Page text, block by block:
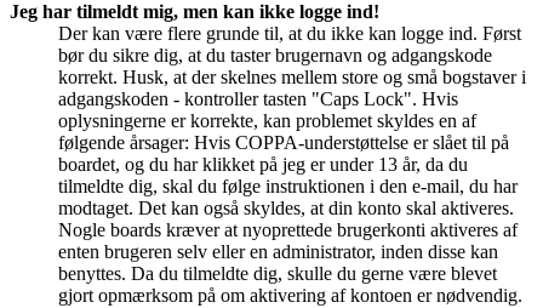
Jeg har tilmeldt mig, men kan ikke logge ind!
Der kan være flere grunde til, at du ikke kan logge ind. Først
bør du sikre dig, at du taster brugernavn og adgangskode
korrekt. Husk, at der skelnes mellem store og små bogstaver i
adgangskoden - kontroller tasten "Caps Lock". Hvis
oplysningerne er korrekte, kan problemet skyldes en af
følgende årsager: Hvis COPPA-understøttelse er slået til på
boardet, og du har klikket på jeg er under 13 år, da du
tilmeldte dig, skal du følge instruktionen i den e-mail, du har
modtaget. Det kan også skyldes, at din konto skal aktiveres.
Nogle boards kræver at nyoprettede brugerkonti aktiveres af
enten brugeren selv eller en administrator, inden disse kan
benyttes. Da du tilmeldte dig, skulle du gerne være blevet
gjort opmærksom på om aktivering af kontoen er nødvendig.